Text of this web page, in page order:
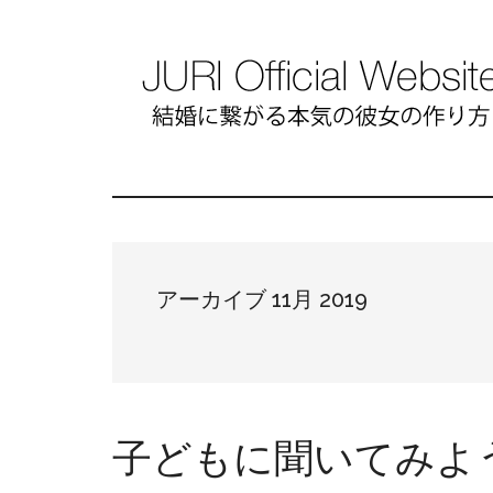
アーカイブ 11月 2019
子どもに聞いてみよ